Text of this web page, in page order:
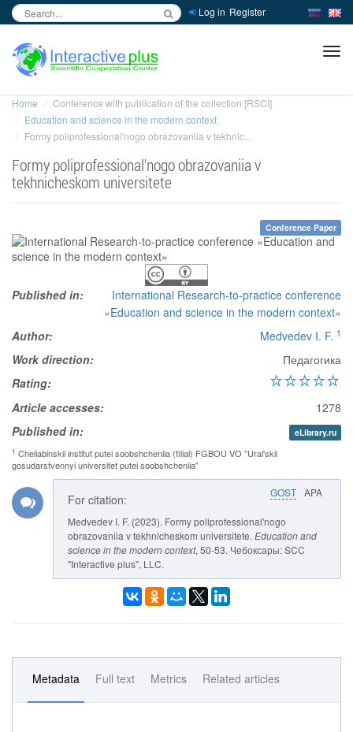
Log in Register
Home
Conference with publication of the collection [RSCI]
Education and science in the modern context
Formy poliprofessional'nogo obrazovaniia v tekhnic...
Formy poliprofessional'nogo obrazovaniia v
tekhnicheskom universitete
Conference Paper
Published in:
International Research-to-practice conference
«Education and science in the modern context»
Author:
Medvedev I. F. 1
Work direction:
Педагогика
Rating:
Article accesses:
1278
Published in:
eLibrary.ru
1 Cheliabinskii institut putei soobshcheniia (filial) FGBOU VO "Ural'skii
gosudarstvennyi universitet putei soobshcheniia"
GOST APA
For citation:
Medvedev I. F. (2023). Formy poliprofessional'nogo
obrazovaniia v tekhnicheskom universitete. Education and
science in the modern context, 50-53. Чебоксары: SCC
"Interactive plus", LLC.
Metadata Full text Metrics Related articles